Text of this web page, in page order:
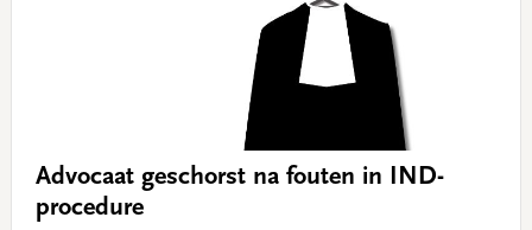
Advocaat geschorst na fouten in IND-
procedure